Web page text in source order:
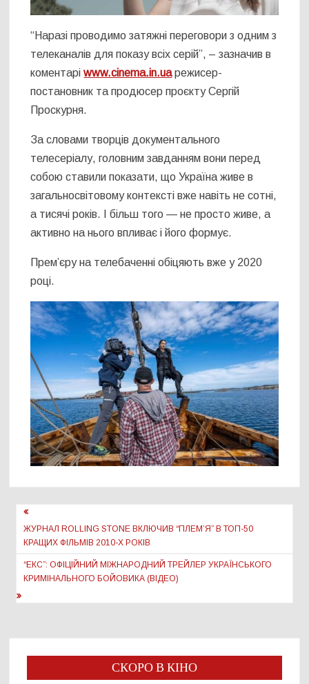
“Наразі проводимо затяжні переговори з одним з
телеканалів для показу всіх серій”, – зазначив в
коментаріwww.cinema.in.uaрежисер-
постановник та продюсер проєкту Сергій
Проскурня.
За словами творців документального
телесеріалу, головним завданням вони перед
собою ставили показати, що Україна живе в
загальносвітовому контексті вже навіть не сотні,
а тисячі років. І більш того — не просто живе, а
активно на нього впливає і його формує.
Прем’єру на телебаченні обіцяють вже у 2020
році.
Навігація
записів
ЖУРНАЛ ROLLING STONE ВКЛЮЧИВ “ПЛЕМ’Я” В ТОП-50
КРАЩИХ ФІЛЬМІВ 2010-Х РОКІВ
“ЕКС”: ОФІЦІЙНИЙ МІЖНАРОДНИЙ ТРЕЙЛЕР УКРАЇНСЬКОГО
КРИМІНАЛЬНОГО БОЙОВИКА (ВІДЕО)
СКОРО В КІНО